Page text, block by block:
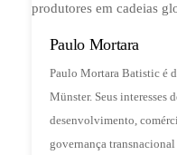
Paulo Mortara
Paulo Mortara Batistic é
Münster. Seus interesses
desenvolvimento,
governança